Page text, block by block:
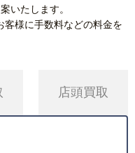
いたします。
客様に手数料などの料金を
店頭買取